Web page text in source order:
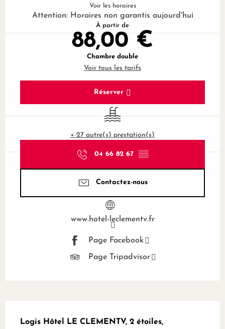
Voir les horaires
Attention: Horaires non garantis aujourd'hui
À partir de
88,00 €
Chambre double
Voir tous les tarifs
Réserver
Piscine
+ 27 autre(s) prestation(s)
04 66 82 67 ▒▒
Contactez-nous
www.hotel-leclementv.fr
Page Facebook
Page Tripadvisor
Logis Hôtel LE CLEMENTV, 2 étoiles,